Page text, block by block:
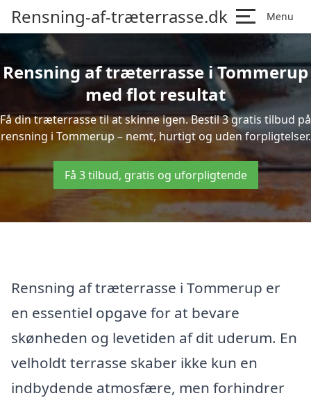
Rensning-af-træterrasse.dk Menu
Rensning af træterrasse i Tommerup
med flot resultat
Få din træterrasse til at skinne igen. Bestil 3 gratis tilbud på
rensning i Tommerup – nemt, hurtigt og uden forpligtelser.
Få 3 tilbud, gratis og uforpligtende
Rensning af træterrasse i Tommerup er
en essentiel opgave for at bevare
skønheden og levetiden af dit uderum. En
velholdt terrasse skaber ikke kun en
indbydende atmosfære, men forhindrer